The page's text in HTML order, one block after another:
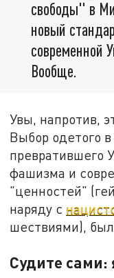
свободы" в
новый
современной
Вообще.
Увы, напротив,
Выбор одетого
превратившего
фашизма и
"ценностей"
наряду с
шествиями),
Судите сами: